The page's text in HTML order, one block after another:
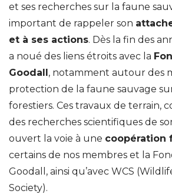
et ses recherches sur la faune
important de rappeler son
et à ses actions. Dès la fin des
a noué des liens étroits avec la
Goodall, notamment autour des
protection de la faune sauvage
forestiers. Ces travaux de terrain,
des recherches scientifiques de
ouvert la voie à une coopération
certains de nos membres et la
Goodall, ainsi qu’avec WCS
Society).